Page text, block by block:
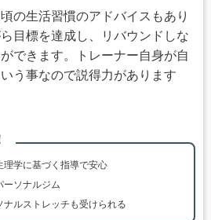
の生活習慣のアドバイスもあり
目標を達成し、リバウンドしな
できます。トレーナー自身が自
う事なので説得力があります
学に基づく指導で安心
ーソナルジム
ナルストレッチも受けられる